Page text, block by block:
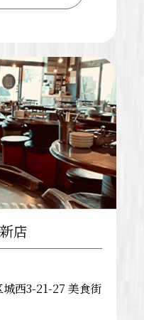
店
西3-21-27 美食街